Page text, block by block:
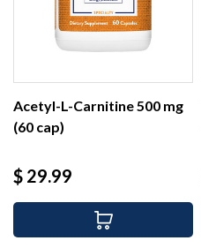
Acetyl-L-Carnitine 500 mg
(60 cap)
Precio
$ 29.99